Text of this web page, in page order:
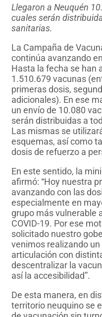
Llegaron a Neuquén
cuales serán
sanitarias.
La Campaña de
continúa avanzando
Hasta la fecha se han
1.510.679 vacunas
primeras dosis,
adicionales). En ese
un envío de 10.080
serán distribuidas a
Las mismas se
esquemas, así como
dosis de refuerzo a
En este sentido, la
afirmó: “Hoy nuestra
avanzando con las
especialmente en
grupo más vulnerable
COVID-19. Por ese
solicitado nuestro
venimos realizando
articulación con
descentralizar la
así la accesibilidad”.
De esta manera, en
territorio neuquino se